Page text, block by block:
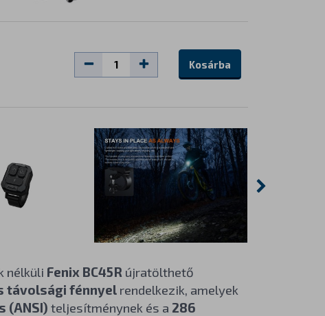
Kosárba
nélküli Fenix BC45R újratölthető
távolsági fénnyelrendelkezik, amelyek
(ANSI) teljesítménynek és a 286